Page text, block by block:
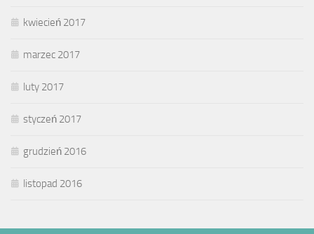
kwiecień 2017
marzec 2017
luty 2017
styczeń 2017
grudzień 2016
listopad 2016